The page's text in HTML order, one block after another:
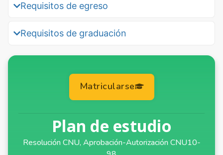
Requisitos de egreso
Requisitos de graduación
Matricularse
Plan de estudio
Resolución CNU, Aprobación-Autorización CNU10-